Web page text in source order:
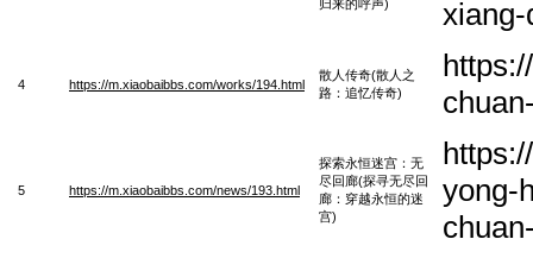
归来的呼声)
4 https://m.xiaobaibbs.com/works/194.html
散人传奇(散人之
路：追忆传奇)
5 https://m.xiaobaibbs.com/news/193.html
探索永恒迷宫：无
尽回廊(探寻无尽回
廊：穿越永恒的迷
宫)
yong-